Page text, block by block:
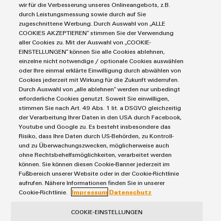
Abwasseraufbereitung
Lösungen
für
die
Wasser-
und
Abwasserindustrie
Wasserstoff
Wasserstoff
als
Schlüsseltechnologie
für
die
Energiewende
Windenergie
Effizienter
Betrieb
von
Werkzeuge
Automaten
Software
Markierer
Industriedrucker
Industrieleuchte
Cabinet
Infrastructure
Assemblierungsservice
Bestückte
Klemmenleisten
Markierungssysteme
Reihenklemmen
Stromversorgungen
Industrial Security
Single Pair Ethernet
Smart Metering
SNAP IN Anschlusstechnologie
Workplace Solutions
Connectivity Consulting
eShop / Digitale Bestellmöglichkeiten
Engineering-Daten
PCB Connector Services
Support Center
Technische Produktkataloge
Weidmüller Configurator
Industrien
Datencenter
Gerätehersteller
Maschinenbau
Photovoltaik
Wasserstoff
Weidmüller Industry Match
Windenergie
Impressum
Einkaufs- /Lieferanteninformationen
Datenschutzerklärung
Cookie Richtlinie
Cookie Einstellungen
Weidmüller GmbH & Co KG
Klingenbergstraße 26
32758 Detmold
Tel.: +49 5231 14-280
wir für die Verbesserung unseres Onlineangebots, z.B.
durch Leistungsmessung sowie durch auf Sie
zugeschnittene Werbung. Durch Auswahl von „ALLE
COOKIES AKZEPTIEREN“ stimmen Sie der Verwendung
aller Cookies zu. Mit der Auswahl von „COOKIE-
EINSTELLUNGEN“ können Sie alle Cookies ablehnen,
einzelne nicht notwendige / optionale Cookies auswählen
oder Ihre einmal erklärte Einwilligung durch abwählen von
Cookies jederzeit mit Wirkung für die Zukunft widerrufen.
Durch Auswahl von „alle ablehnen“ werden nur unbedingt
erforderliche Cookies genutzt. Soweit Sie einwilligen,
stimmen Sie nach Art. 49 Abs. 1 lit. a DSGVO gleichzeitig
der Verarbeitung Ihrer Daten in den USA durch Facebook,
Youtube und Google zu. Es besteht insbesondere das
Risiko, dass Ihre Daten durch US-Behörden, zu Kontroll-
und zu Überwachungszwecken, möglicherweise auch
ohne Rechtsbehelfsmöglichkeiten, verarbeitet werden
können. Sie können diesen Cookie-Banner jederzeit im
Fußbereich unserer Website oder in der Cookie-Richtlinie
aufrufen. Nähere Informationen finden Sie in unserer
Cookie-Richtlinie.
Impressum Datenschutz
COOKIE-EINSTELLUNGEN